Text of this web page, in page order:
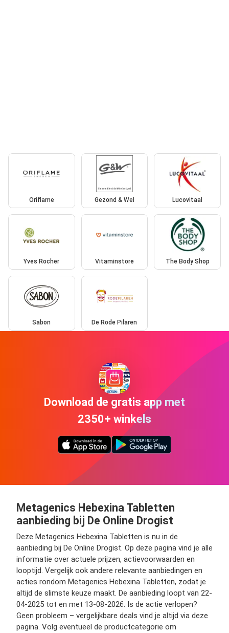
Oriflame Gezond & Wel Lucovitaal
Yves Rocher Vitaminstore The Body Shop
Sabon De Rode Pilaren
Download de gratis app met
2350+ winkels
Metagenics Hebexina Tabletten
aanbieding bij De Online Drogist
Deze Metagenics Hebexina Tabletten is nu in de
aanbieding bij De Online Drogist. Op deze pagina vind je alle
informatie over actuele prijzen, actievoorwaarden en
looptijd. Vergelijk ook andere relevante aanbiedingen en
acties rondom Metagenics Hebexina Tabletten, zodat je
altijd de slimste keuze maakt. De aanbieding loopt van 22-
04-2025 tot en met 13-08-2026. Is de actie verlopen?
Geen probleem – vergelijkbare deals vind je altijd via deze
pagina. Volg eventueel de productcategorie om